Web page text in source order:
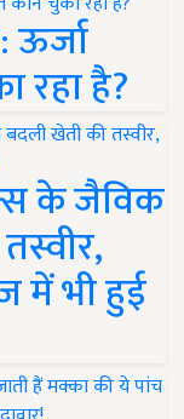
रहा है?
के जैविक
में भी हुई